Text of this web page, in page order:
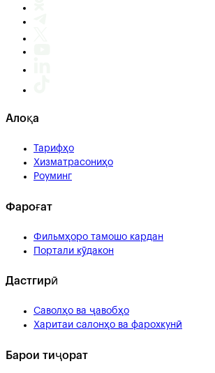
Алоқа
Тарифҳо
Хизматрасониҳо
Роуминг
Фароғат
Фильмҳоро тамошо кардан
Портали кӯдакон
Дастгирӣ
Саволҳо ва ҷавобҳо
Харитаи салонҳо ва фарохкунӣ
Барои тиҷорат